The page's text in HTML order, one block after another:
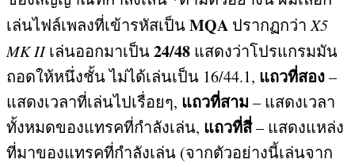
เล่นไฟล์เพลงที่เข้ารหัสเป็นMQA ปรากฏกว่าX5
MK II เล่นออกมาเป็น24/48 แสดงว่าโปรแกรมมัน
ถอดให้หนึ่งชั้น ไม่ได้เล่นเป็น 16/44.1, แถวที่สอง–
แสดงเวลาที่เล่นไปเรื่อยๆ, แถวที่สาม – แสดงเวลา
ทั้งหมดของแทรคที่กำลังเล่น, แถวที่สี่– แสดงแหล่ง
ที่มาของแทรคที่กำลังเล่น (จากตัวอย่างนี้เล่นจาก